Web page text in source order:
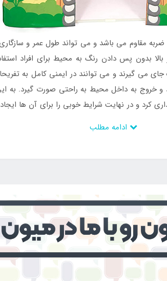
ضربه مقاوم می باشد و می تواند طول عمر و
بالا بدون پس دادن رنگ به محیط برای افراد
می گیرند و می توانند در ایمنی کامل به
و خروج به داخل محیط به راحتی صورت گیرد. به
کرد و در نهایت شرایط خوبی را برای آن ها